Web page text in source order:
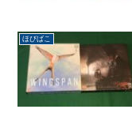
ほびばこ